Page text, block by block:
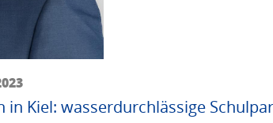
in Kiel: wasserdurchlässige